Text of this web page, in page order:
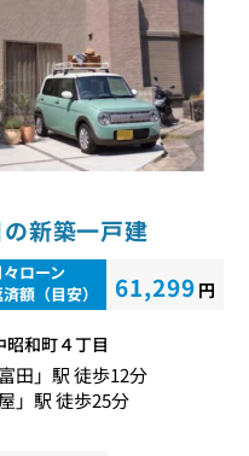
新築一戸建
ローン
額（目安）
61,299 円
昭和町４丁目
田 」駅 徒歩12分
」駅 徒歩25分